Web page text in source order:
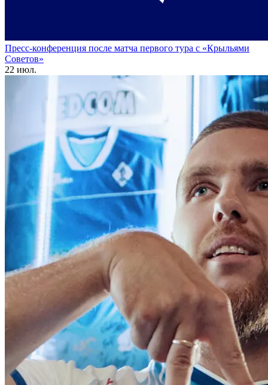
Пресс-конференция после матча первого тура с «Крыльями
Советов»
22 июл.